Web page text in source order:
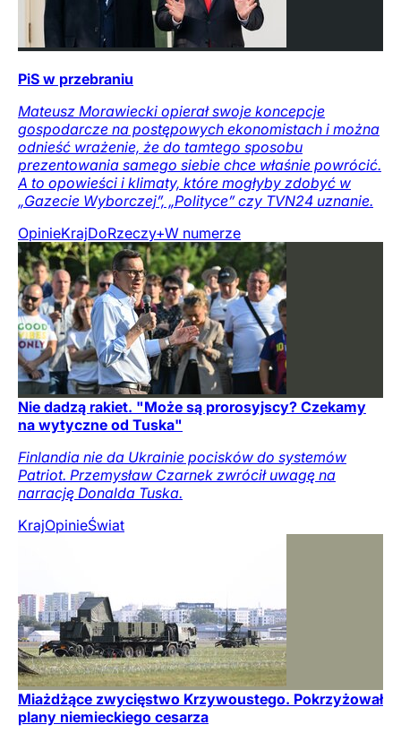
PiS w przebraniu
Mateusz Morawiecki opierał swoje koncepcje
gospodarcze na postępowych ekonomistach i można
odnieść wrażenie, że do tamtego sposobu
prezentowania samego siebie chce właśnie powrócić.
A to opowieści i klimaty, które mogłyby zdobyć w
„Gazecie Wyborczej”, „Polityce” czy TVN24 uznanie.
OpinieKrajDoRzeczy+W numerze
Nie dadzą rakiet. "Może są prorosyjscy? Czekamy
na wytyczne od Tuska"
Finlandia nie da Ukrainie pocisków do systemów
Patriot. Przemysław Czarnek zwrócił uwagę na
narrację Donalda Tuska.
KrajOpinieŚwiat
Miażdżące zwycięstwo Krzywoustego. Pokrzyżował
plany niemieckiego cesarza